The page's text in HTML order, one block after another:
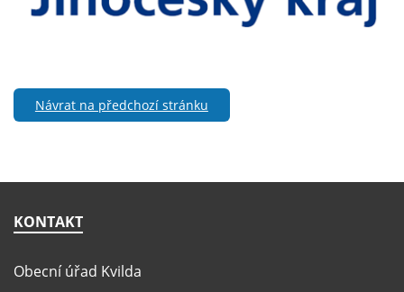
Návrat na předchozí stránku
KONTAKT
Obecní úřad Kvilda